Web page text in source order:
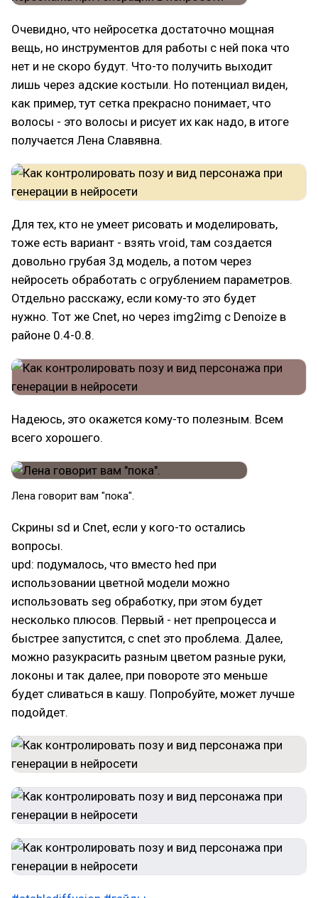
Очевидно, что нейросетка достаточно мощная
вещь, но инструментов для работы с ней пока что
нет и не скоро будут. Что-то получить выходит
лишь через адские костыли. Но потенциал виден,
как пример, тут сетка прекрасно понимает, что
волосы - это волосы и рисует их как надо, в итоге
получается Лена Славявна.
Для тех, кто не умеет рисовать и моделировать,
тоже есть вариант - взять vroid, там создается
довольно грубая 3д модель, а потом через
нейросеть обработать с огрублением параметров.
Отдельно расскажу, если кому-то это будет
нужно. Тот же Cnet, но через img2img с Denoize в
районе 0.4-0.8.
Надеюсь, это окажется кому-то полезным. Всем
всего хорошего.
Лена говорит вам "пока".
Скрины sd и Cnet, если у кого-то остались
вопросы.
upd: подумалось, что вместо hed при
использовании цветной модели можно
использовать seg обработку, при этом будет
несколько плюсов. Первый - нет препроцесса и
быстрее запустится, с cnet это проблема. Далее,
можно разукрасить разным цветом разные руки,
локоны и так далее, при повороте это меньше
будет сливаться в кашу. Попробуйте, может лучше
подойдет.